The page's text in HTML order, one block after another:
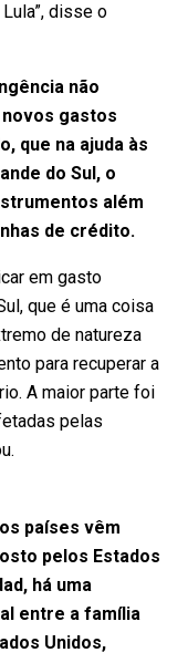
disse o
não
gastos
que na ajuda às
do Sul, o
além
de crédito.
em gasto
que é uma coisa
de natureza
para recuperar a
A maior parte foi
pelas
países vêm
pelos Estados
há uma
entre a família
Unidos,